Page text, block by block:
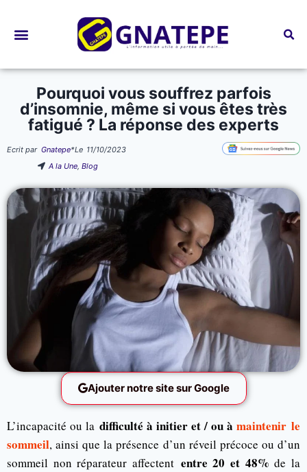
Pourquoi vous souffrez parfois
d’insomnie, même si vous êtes très
fatigué ? La réponse des experts
Ecrit par Gnatepe*Le 11/10/2023
A la Une,Blog
Ajouter notre site sur Google
L’incapacité ou la difficulté à initier et / ou à maintenir le
sommeil, ainsi que la présence d’un réveil précoce ou d’un
sommeil non réparateur affectent entre 20 et 48% de la